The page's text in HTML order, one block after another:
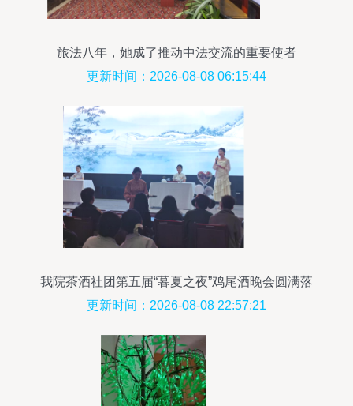
旅法八年，她成了推动中法交流的重要使者
更新时间：2026-08-08 06:15:44
我院茶酒社团第五届“暮夏之夜”鸡尾酒晚会圆满落
幕，文化交流新篇章启幕
更新时间：2026-08-08 22:57:21